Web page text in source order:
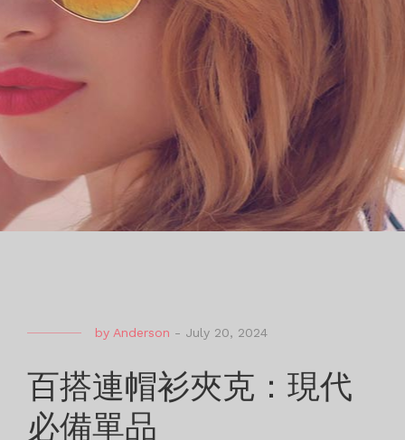
by Anderson - July 20, 2024
百搭連帽衫夾克：現代
必備單品